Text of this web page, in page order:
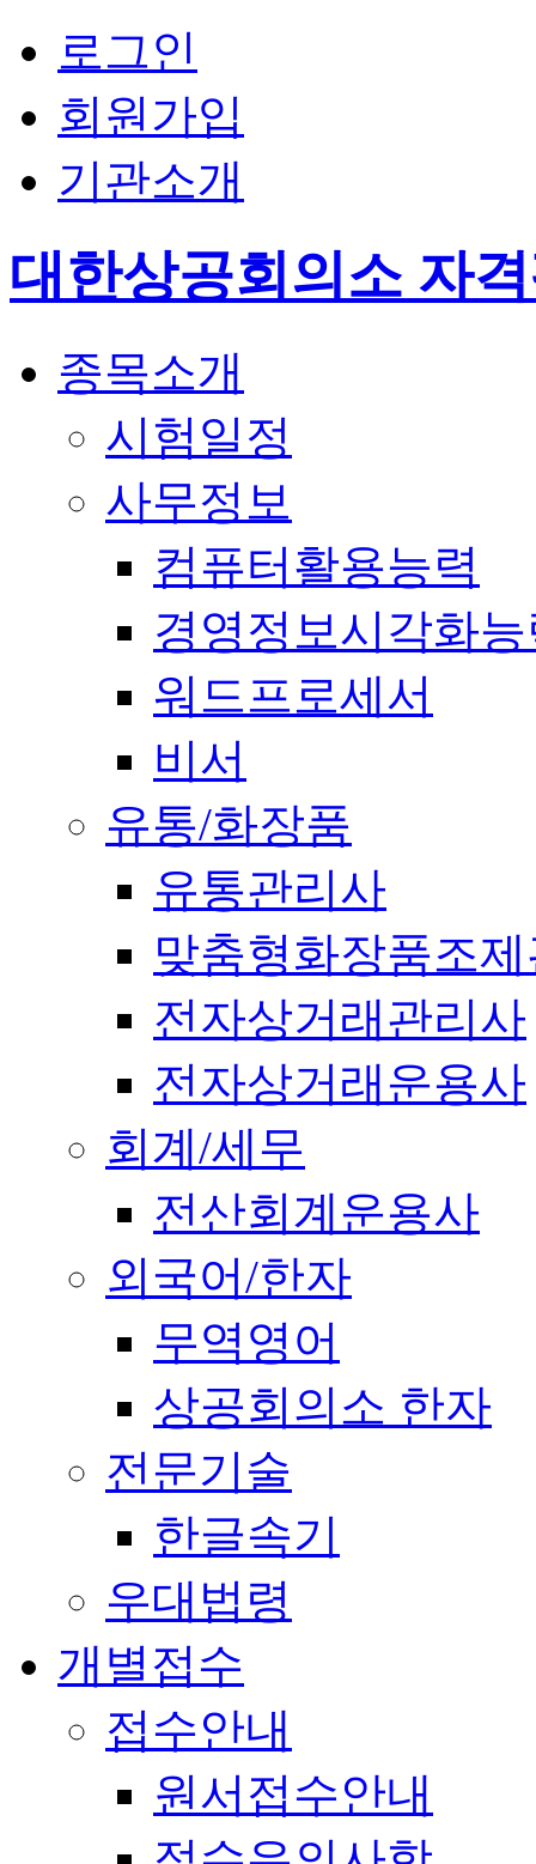
로그인
회원가입
기관소개
대한상공회의소 자
종목소개
시험일정
사무정보
컴퓨터활용능력
경영정보시각화
워드프로세서
비서
유통/화장품
유통관리사
맞춤형화장품조
전자상거래관리사
전자상거래운용사
회계/세무
전산회계운용사
외국어/한자
무역영어
상공회의소 한자
전문기술
한글속기
우대법령
개별접수
접수안내
원서접수안내